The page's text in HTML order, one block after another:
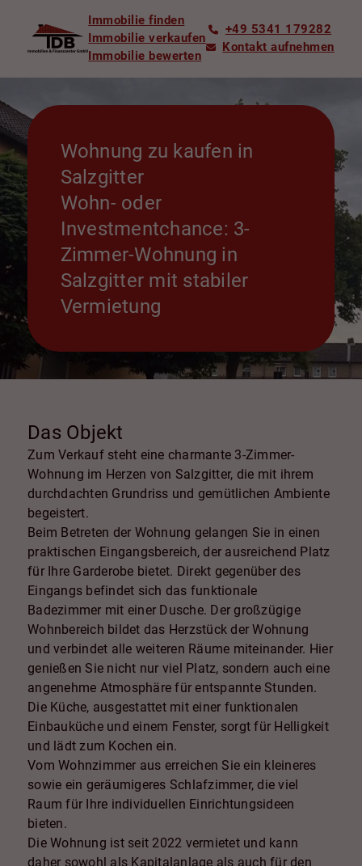
Immobilie finden
Immobilie verkaufen
Immobilie bewerten
+49 5341 179282
Kontakt aufnehmen
Wohnung zu kaufen in
Salzgitter
Wohn- oder
Investmentchance: 3-
Zimmer-Wohnung in
Salzgitter mit stabiler
Vermietung
Das Objekt
Zum Verkauf steht eine charmante 3-Zimmer-
Wohnung im Herzen von Salzgitter, die mit ihrem
durchdachten Grundriss und gemütlichen Ambiente
begeistert.
Beim Betreten der Wohnung gelangen Sie in einen
praktischen Eingangsbereich, der ausreichend Platz
für Ihre Garderobe bietet. Direkt gegenüber des
Eingangs befindet sich das funktionale
Badezimmer mit einer Dusche. Der großzügige
Wohnbereich bildet das Herzstück der Wohnung
und verbindet alle weiteren Räume miteinander. Hier
genießen Sie nicht nur viel Platz, sondern auch eine
angenehme Atmosphäre für entspannte Stunden.
Die Küche, ausgestattet mit einer funktionalen
Einbauküche und einem Fenster, sorgt für Helligkeit
und lädt zum Kochen ein.
Vom Wohnzimmer aus erreichen Sie ein kleineres
sowie ein geräumigeres Schlafzimmer, die viel
Raum für Ihre individuellen Einrichtungsideen
bieten.
Die Wohnung ist seit 2022 vermietet und kann
daher sowohl als Kapitalanlage als auch für den